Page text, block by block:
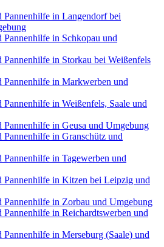
Pannenhilfe in Langendorf bei
Pannenhilfe in Schkopau und
Pannenhilfe in Storkau bei Weißenfels
Pannenhilfe in Markwerben und
Pannenhilfe in Weißenfels, Saale und
Pannenhilfe in Geusa und Umgebung
Pannenhilfe in Granschütz und
Pannenhilfe in Tagewerben und
Pannenhilfe in Kitzen bei Leipzig und
Pannenhilfe in Zorbau und Umgebung
Pannenhilfe in Reichardtswerben und
Pannenhilfe in Merseburg (Saale) und